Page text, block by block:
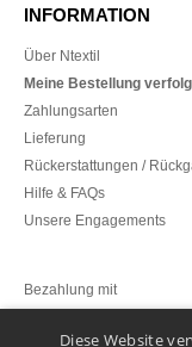
INFORMATION
Über Ntextil
Meine Bestellung
Zahlungsarten
Lieferung
Rückerstattungen /
Hilfe & FAQs
Unsere Engagements
Bezahlung mit
Diese Website